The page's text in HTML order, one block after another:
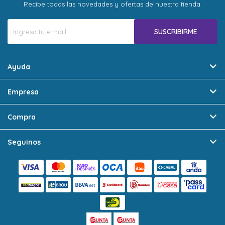
Recibe todas las novedades y ofertas de nuestra tienda.
SUSCRIBIRME
Ayuda
Empresa
Compra
Seguinos